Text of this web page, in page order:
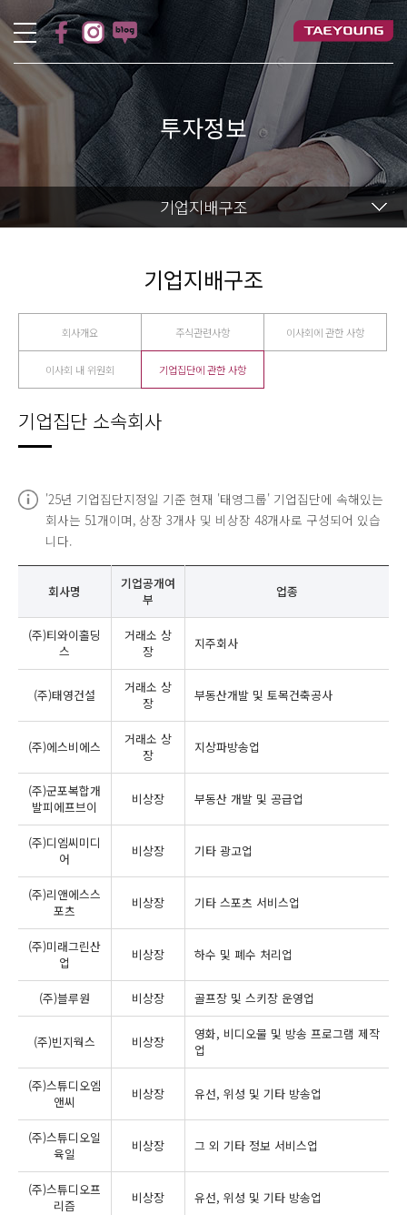
투자정보
기업지배구조
기업지배구조
회사개요 주식관련사항 이사회에 관한 사항
이사회 내 위원회 기업집단에 관한 사항
기업집단 소속회사
'25년 기업집단지정일 기준 현재 '태영그룹' 기업집단에 속해있는
회사는 51개이며, 상장 3개사 및 비상장 48개사로 구성되어 있습
니다.
회사명
기업공개여
부
업종
(주)티와이홀딩
스
거래소 상
장
지주회사
(주)태영건설
거래소 상
장
부동산개발 및 토목건축공사
(주)에스비에스
거래소 상
장
지상파방송업
(주)군포복합개
발피에프브이
비상장 부동산 개발 및 공급업
(주)디엠씨미디
어
비상장 기타 광고업
(주)리앤에스스
포츠
비상장 기타 스포츠 서비스업
(주)미래그린산
업
비상장 하수 및 폐수 처리업
(주)블루원 비상장 골프장 및 스키장 운영업
(주)빈지웍스 비상장
영화, 비디오물 및 방송 프로그램 제작
업
(주)스튜디오엠
앤씨
비상장 유선, 위성 및 기타 방송업
(주)스튜디오일
육일
비상장 그 외 기타 정보 서비스업
(주)스튜디오프
리즘
비상장 유선, 위성 및 기타 방송업